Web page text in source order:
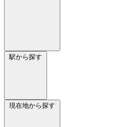
駅から探す
現在地から探す